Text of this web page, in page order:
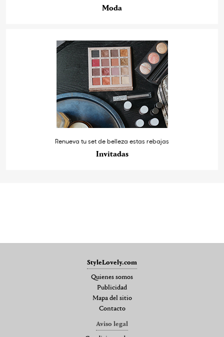
Moda
Renueva tu set de belleza estas rebajas
Invitadas
StyleLovely.com
Quienes somos
Publicidad
Mapa del sitio
Contacto
Aviso legal